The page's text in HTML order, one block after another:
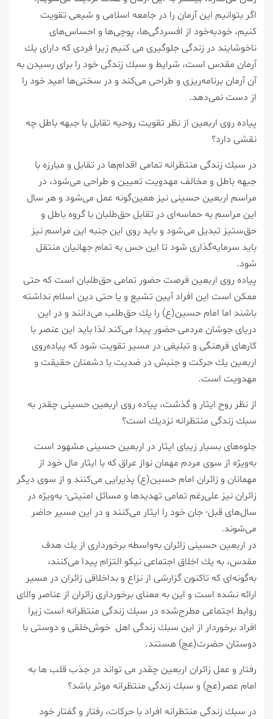
اگر بتوانیم این آرمان را در جامعه اسلامی و شیعی تقویت
كنیم، خودبه‌خود از افسردگی‌ها، پوچی‌ها و احساس‌های
ناخوشایند در زندگی جلوگیری می كنیم زیرا فردی كه دارای یك
آرمان مقدس است، شرایط و سبك زندگی خود را برای رسیدن به
آن آرمان برنامه‌ریزی و طراحی می‌كند و در سختی‌ها امید خود را
از دست نمی‌دهد.
پیاده روی اربعین از نظر تقویت روحیه تقابل با جبهه باطل چه
نقشی دارد؟
در سبك زندگی منتظرانه تمامی اقدام‌ها در تقابل و مبارزه با
جبهه باطل و مخالف مهدویت تعیین و طراحی می‌شود، در
مراسم اربعین حسینی نیز همین‌گونه عمل می‌شود و هر سال
این مراسم به حماسه‌ای در تقابل حق‌طلبان با گروه باطل و
حق‌ستیز تبدیل می‌شود و باید روی این جنبه این مراسم نیز
باید سرمایه‌گذاری شود تا این حس به تمام جهانیان منتقل
شود.
پیاده روی اربعین فرصت حضور تمامی حق‌طلبان است كه حتی
ممكن است این افراد آیین تشیع و یا حتی دین اسلام نداشته
باشند اما امام حسین(ع) را یك حق‌طلب می‌دانند و در این
دریای جوشان مردمی حضور پیدا می‌كند لذا باید این عنصر با
كارهای فرهنگی و تبلیغی در مسیر تقویت شود كه پیاده‌روی
اربعین یك حركت و جنبش در ضدیت با دشمنان حقیقت و
مهدویت است.
از نظر روح ایثار و گذشت، پیاده روی اربعین حسینی چقدر به
سبك زندگی منتظرانه نزدیك است؟
جلوه‌های بسیار زیبای ایثار در اربعین حسینی مشهود است
به‌ویژه از سوی مردم مهمان نواز عراق كه با ایثار مال خود از
مهمانان و زائران امام حسین(ع) پذیرایی می‌كنند و از سوی دیگر
زائران نیز علی‌رغم تمامی تهدیدها و مسائل امنیتی- به‌ویژه در
سال‌های قبل- جان خود را ایثار می‌كنند و در این مسیر حاضر
می‌شوند.
در اربعین حسینی زائران به‌واسطه برخورداری از یك هدف
مقدس، به یك اخلاق اجتماعی نیكو التزام پیدا می‌كنند،
به‌گونه‌ای كه تاكنون گزارشی از نزاع و بداخلاقی زائران در مسیر
ارائه نشده است و این به معنای برخورداری زائران از عناصر والای
روابط اجتماعی مطرح‌شده در سبك زندگی منتظرانه است زیرا
افراد برخوردار از این سبك زندگی اهل خوش‌خلقی و دوستی با
دوستان حضرت(عج) هستند.
رفتار و عمل زائران اربعین چقدر می تواند در جذب قلب ها به
امام عصر(عج) و سبك زندگی منتظرانه موثر باشد؟
در سبك زندگی منتظرانه افراد با حركات، رفتار و گفتار خود